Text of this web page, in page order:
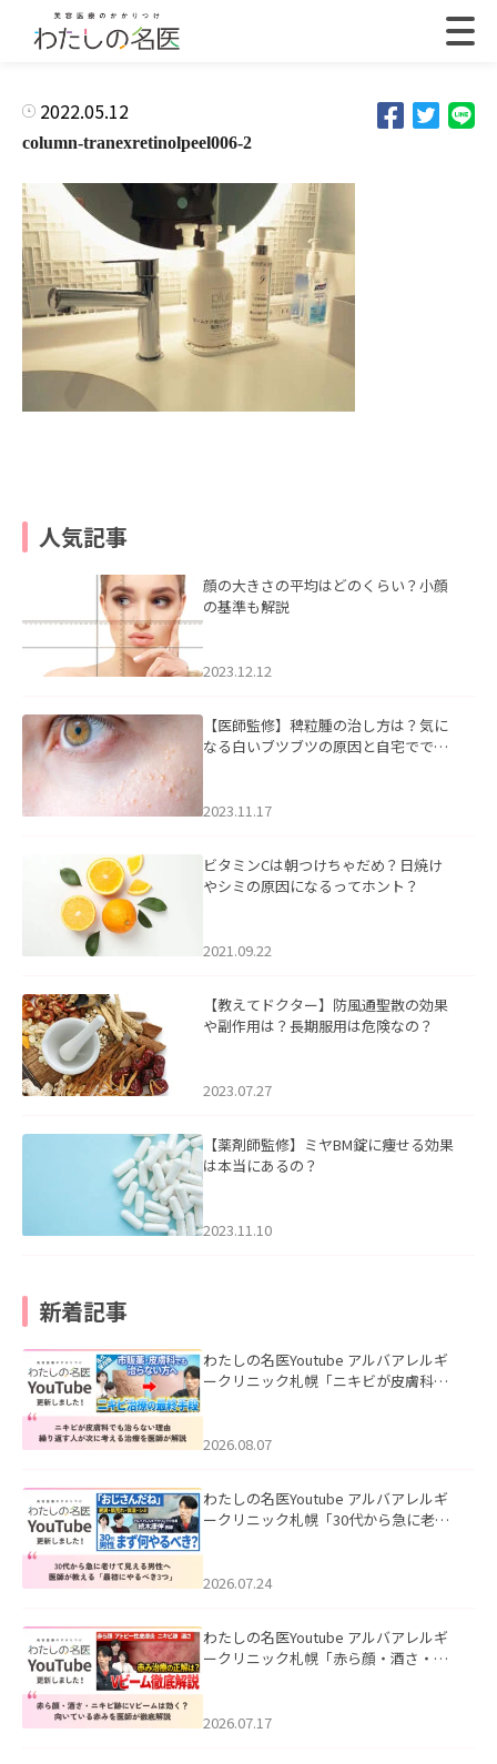
2022.05.12
column-tranexretinolpeel006-2
人気記事
顔の大きさの平均はどのくらい？小顔
の基準も解説
2023.12.12
【医師監修】稗粒腫の治し方は？気に
なる白いブツブツの原因と自宅ででき
2023.11.17
ビタミンCは朝つけちゃだめ？日焼け
やシミの原因になるってホント？
2021.09.22
【教えてドクター】防風通聖散の効果
や副作用は？長期服用は危険なの？
2023.07.27
【薬剤師監修】ミヤBM錠に痩せる効果
は本当にあるの？
2023.11.10
新着記事
わたしの名医Youtube アルバアレルギ
ークリニック札幌「ニキビが皮膚科で
ました。
2026.08.07
わたしの名医Youtube アルバアレルギ
ークリニック札幌「30代から急に老け
た。
2026.07.24
わたしの名医Youtube アルバアレルギ
ークリニック札幌「赤ら顔・酒さ・ニ
した。
2026.07.17